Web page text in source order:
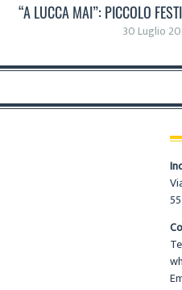
“A LUCCA MAI”: PICCOLO
30 Luglio